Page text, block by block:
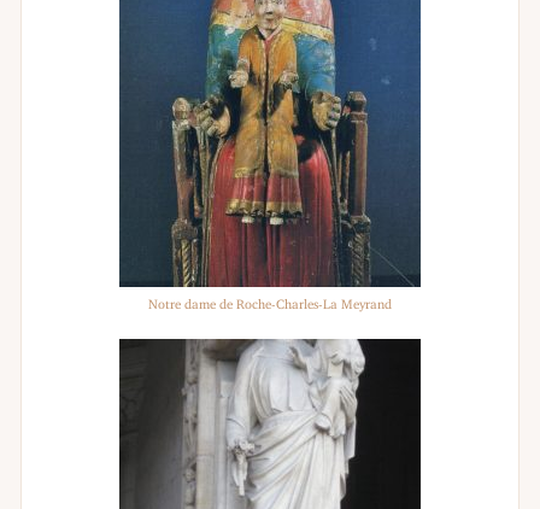
Notre dame de Roche-Charles-La Meyrand